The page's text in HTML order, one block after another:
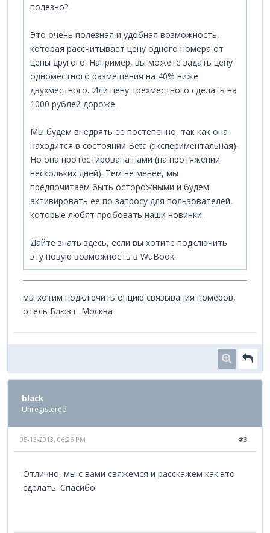
полезно?
Это очень полезная и удобная возможность,
которая рассчитывает цену одного номера от
цены другого. Например, вы можете задать цену
одноместного размещения на 40% ниже
двухместного. Или цену трехместного сделать на
1000 рублей дороже.
Мы будем внедрять ее постепенно, так как она
находится в состоянии Beta (экспериментальная).
Но она протестирована нами (на протяжении
нескольких дней). Тем не менее, мы
предпочитаем быть осторожными и будем
активировать ее по запросу для пользователей,
которые любят пробовать наши новинки.
Дайте знать здесь, если вы хотите подключить
эту новую возможность в WuBook.
мы хотим подключить опцию связывания номеров,
отель Блюз г. Москва
black
Unregistered
#3
05-13-2013, 06:26 PM
Отлично, мы с вами свяжемся и расскажем как это
сделать. Спасибо!